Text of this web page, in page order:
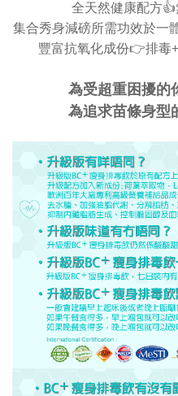
全天然健康配方👍
集合秀身減磅所需功效於一
豐富抗氧化成份👉排毒+
為受超重困擾的
為追求苗條身型